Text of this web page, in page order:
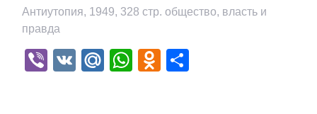
Антиутопия, 1949, 328 стр. общество, власть и
правда
Viber
VK Mail.Ru
WhatsApp
Odnoklassniki